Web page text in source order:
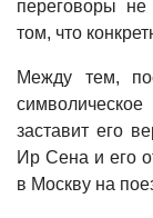
переговоры не
том, что
Между тем,
заставит его
Ир Сена и его
в Москву на